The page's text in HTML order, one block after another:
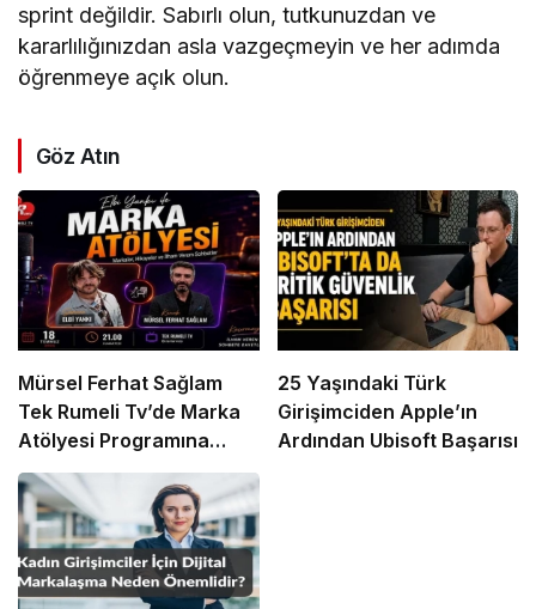
sprint değildir. Sabırlı olun, tutkunuzdan ve
kararlılığınızdan asla vazgeçmeyin ve her adımda
öğrenmeye açık olun.
Göz Atın
Mürsel Ferhat Sağlam
Tek Rumeli Tv’de Marka
Atölyesi Programına
Konuk Oldu
25 Yaşındaki Türk
Girişimciden Apple’ın
Ardından Ubisoft Başarısı